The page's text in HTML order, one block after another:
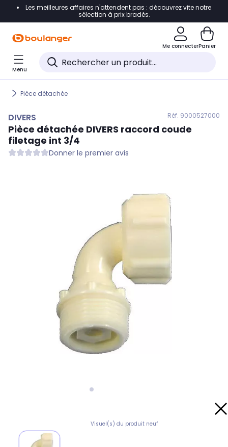
Accéder directement à la navigation
Accéder directement au pied de page
Accéder directement au chatbot
Les meilleures affaires n'attendent pas : découvrez vite notre
sélection à prix bradés.
Me connecterPanier
Menu
Pièce détachée
DIVERS Réf. 9000527000
Pièce détachée DIVERS raccord coude
filetage int 3/4
Donner le premier avis
Visuel(s) du produit neuf